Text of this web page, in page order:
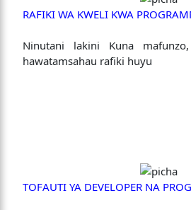
RAFIKI WA KWELI KWA
Ninutani lakini Kuna
hawatamsahau rafiki huyu
TOFAUTI YA DEVELOPER NA